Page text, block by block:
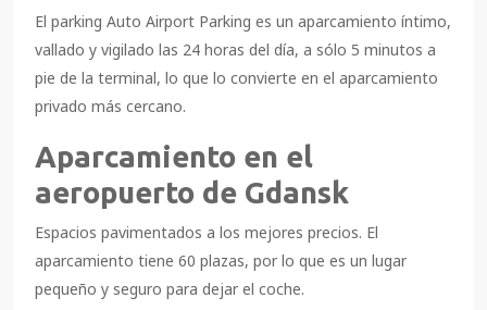
El parking Auto Airport Parking es un aparcamiento íntimo,
vallado y vigilado las 24 horas del día, a sólo 5 minutos a
pie de la terminal, lo que lo convierte en el aparcamiento
privado más cercano.
Aparcamiento en el
aeropuerto de Gdansk
Espacios pavimentados a los mejores precios. El
aparcamiento tiene 60 plazas, por lo que es un lugar
pequeño y seguro para dejar el coche.